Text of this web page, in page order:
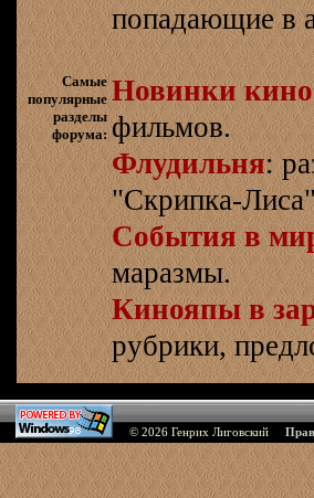
попадающие в
Самые
популярные
разделы
форума:
Новинки кино
фильмов.
Флудильня:
"Скрипка-
События в
маразмы.
Кинояпы в
рубрики,
© 2026 Генрих Лиговский